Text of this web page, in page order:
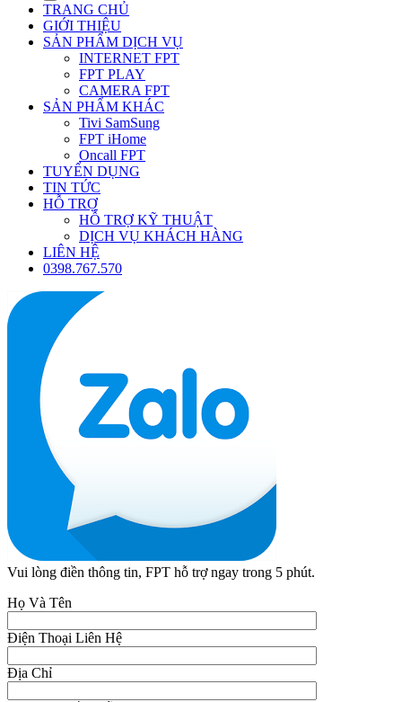
TRANG CHỦ
GIỚI THIỆU
SẢN PHẨM DỊCH VỤ
INTERNET FPT
FPT PLAY
CAMERA FPT
SẢN PHẨM KHÁC
Tivi SamSung
FPT iHome
Oncall FPT
TUYỂN DỤNG
TIN TỨC
HỖ TRỢ
HỖ TRỢ KỸ THUẬT
DỊCH VỤ KHÁCH HÀNG
LIÊN HỆ
0398.767.570
Vui lòng điền thông tin, FPT hỗ trợ ngay trong 5 phút.
Họ Và Tên
Điện Thoại Liên Hệ
Địa Chỉ